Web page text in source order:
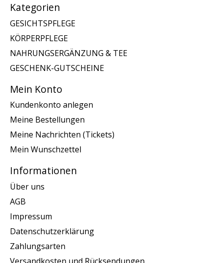
Kategorien
GESICHTSPFLEGE
KÖRPERPFLEGE
NAHRUNGSERGÄNZUNG & TEE
GESCHENK-GUTSCHEINE
Mein Konto
Kundenkonto anlegen
Meine Bestellungen
Meine Nachrichten (Tickets)
Mein Wunschzettel
Informationen
Über uns
AGB
Impressum
Datenschutzerklärung
Zahlungsarten